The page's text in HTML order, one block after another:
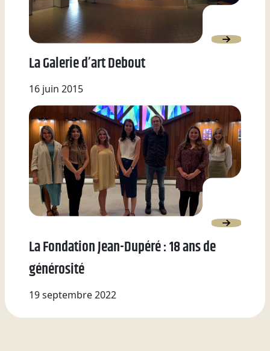
La Galerie d’art Debout
16 juin 2015
La Fondation Jean-Dupéré : 18 ans de
générosité
19 septembre 2022